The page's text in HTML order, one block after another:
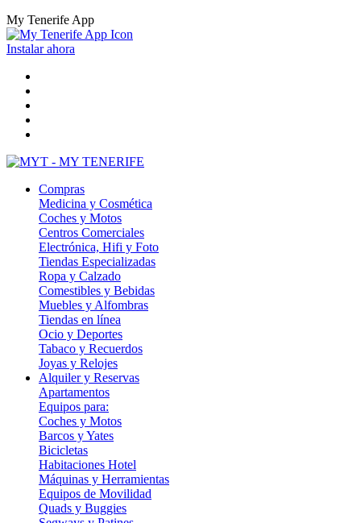
My Tenerife App
Instalar ahora
Compras
Medicina y Cosmética
Coches y Motos
Centros Comerciales
Electrónica, Hifi y Foto
Tiendas Especializadas
Ropa y Calzado
Comestibles y Bebidas
Muebles y Alfombras
Tiendas en línea
Ocio y Deportes
Tabaco y Recuerdos
Joyas y Relojes
Alquiler y Reservas
Apartamentos
Equipos para:
Coches y Motos
Barcos y Yates
Bicicletas
Habitaciones Hotel
Máquinas y Herramientas
Equipos de Movilidad
Quads y Buggies